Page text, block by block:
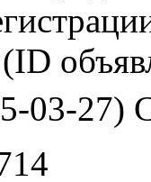
(ID
03-27)